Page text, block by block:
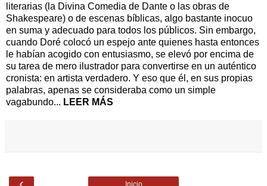
literarias (la Divina Comedia de Dante o las obras de
Shakespeare) o de escenas bíblicas, algo bastante inocuo
en suma y adecuado para todos los públicos. Sin embargo,
cuando Doré colocó un espejo ante quienes hasta entonces
le habían acogido con entusiasmo, se elevó por encima de
su tarea de mero ilustrador para convertirse en un auténtico
cronista: en artista verdadero. Y eso que él, en sus propias
palabras, apenas se consideraba como un simple
vagabundo... LEER MÁS
Inicio